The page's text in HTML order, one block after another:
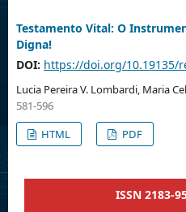
Testamento Vital: O
Digna!
DOI: https://doi.org/10.19135/
Lucia Pereira V. Lombardi, Maria
581-596
HTML
PDF
ISSN 2183-